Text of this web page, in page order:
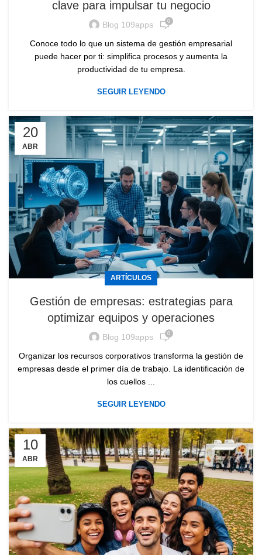
clave para impulsar tu negocio
Blog 109apps 0
Conoce todo lo que un sistema de gestión empresarial
puede hacer por ti: simplifica procesos y aumenta la
productividad de tu empresa.
SEGUIR LEYENDO
20
ABR
ARTÍCULOS
Gestión de empresas: estrategias para
optimizar equipos y operaciones
Blog 109apps 0
Organizar los recursos corporativos transforma la gestión de
empresas desde el primer día de trabajo. La identificación de
los cuellos ...
SEGUIR LEYENDO
10
ABR